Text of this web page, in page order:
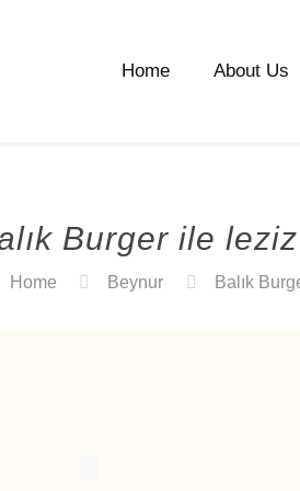
Home About Us
Burger ile
Home Beynur Balık